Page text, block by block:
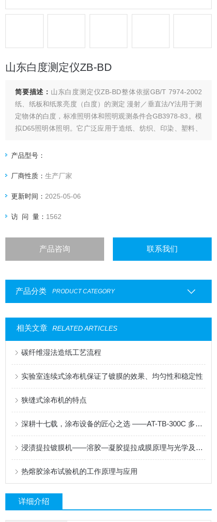
山东白度测定仪ZB-BD
简要描述： 山东白度测定仪ZB-BD整体依据GB/T 7974-2002
纸、纸板和纸浆亮度（白度）的测定 漫射／垂直法/Y法用于测
定物体的白度，标准照明体和照明观测条件合GB3978-83。模
拟D65照明体照明。它广泛应用于造纸、纺织、印染、塑料、
定特体白度的生产和商检部门。
产品型号：
厂商性质：生产厂家
更新时间： 2025-05-06
访 问 量： 1562
产品咨询 联系我们
产品分类 PRODUCT CATEGORY
相关文章 RELATED ARTICLES
碳纤维湿法造纸工艺流程
实验室连续式涂布机保证了镀膜的效果、均匀性和稳定性
狭缝式涂布机的特点
深耕十七载，涂布设备的匠心之选 ——AT-TB-300C 多功能涂布试验机
浸渍提拉镀膜机——溶胶—凝胶提拉成膜原理与光学及功能涂层应用
热熔胶涂布试验机的工作原理与应用
详细介绍